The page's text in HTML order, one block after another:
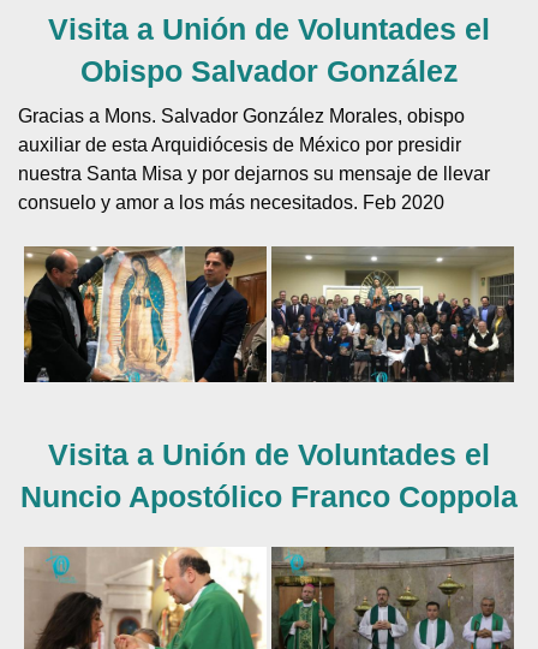
Visita a Unión de Voluntades el
Obispo Salvador González
Gracias a Mons. Salvador González Morales, obispo
auxiliar de esta Arquidiócesis de México por presidir
nuestra Santa Misa y por dejarnos su mensaje de llevar
consuelo y amor a los más necesitados. Feb 2020
Visita a Unión de Voluntades el
Nuncio Apostólico Franco Coppola